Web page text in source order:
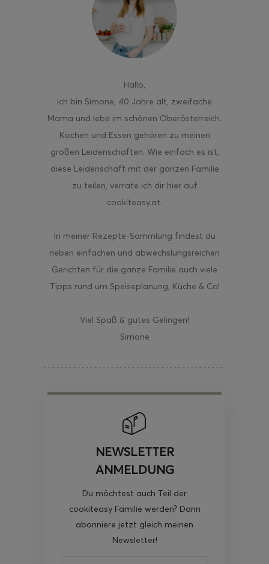
Hallo,
ich bin Simone, 40 Jahre alt, zweifache
Mama und lebe im schönen Oberösterreich.
Kochen und Essen gehören zu meinen
großen Leidenschaften. Wie einfach es ist,
diese Leidenschaft mit der ganzen Familie
zu teilen, verrate ich dir hier auf
cookiteasy.at.
In meiner Rezepte-Sammlung findest du
neben einfachen und abwechslungsreichen
Gerichten für die ganze Familie auch viele
Tipps rund um Speiseplanung, Küche & Co!
Viel Spaß & gutes Gelingen!
Simone
NEWSLETTER
ANMELDUNG
Du möchtest auch Teil der
cookiteasy Familie werden? Dann
abonniere jetzt gleich meinen
Newsletter!